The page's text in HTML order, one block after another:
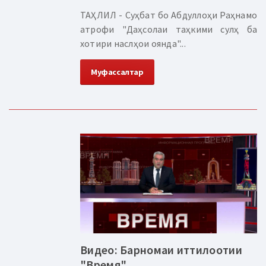
ТАҲЛИЛ - Суҳбат бо Абдуллоҳи Раҳнамо
атрофи "Даҳсолаи таҳкими сулҳ ба
хотири наслҳои оянда"...
Муфассалтар
Видео: Барномаи иттилоотии